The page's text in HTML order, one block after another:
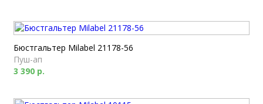
Бюстгальтер Milabel 21178-56
Пуш-ап
3 390 р.